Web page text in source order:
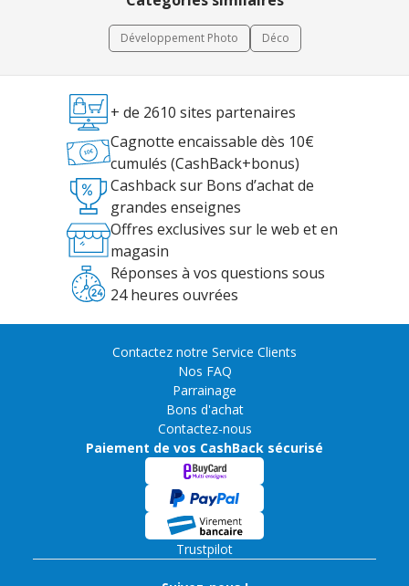
Développement Photo Déco
+ de 2610 sites partenaires
Cagnotte encaissable dès 10€
cumulés (CashBack+bonus)
Cashback sur Bons d’achat de
grandes enseignes
Offres exclusives sur le web et en
magasin
Réponses à vos questions sous
24 heures ouvrées
Contactez notre Service Clients
Nos FAQ
Parrainage
Bons d'achat
Contactez-nous
Paiement de vos CashBack sécurisé
Trustpilot